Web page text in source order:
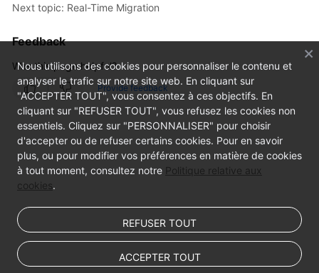
Next topic: Real-Time Migration
Feedback
Was this page helpful?
Provide feedback
Nous utilisons des cookies pour personnaliser le contenu et
analyser le trafic sur notre site web. En cliquant sur
"ACCEPTER TOUT", vous consentez à ces objectifs. En
cliquant sur "REFUSER TOUT", vous refusez les cookies non
essentiels. Cliquez sur "PERSONNALISER" pour choisir
d'accepter ou de refuser certains cookies. Pour en savoir
plus, ou pour modifier vos préférences en matière de cookies
à tout moment, consultez notre Politique relative aux
cookies.
REFUSER TOUT
ACCEPTER TOUT